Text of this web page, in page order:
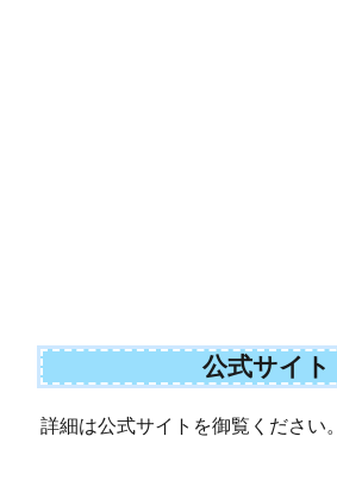
公式サイト
詳細は公式サイトを御覧ください。